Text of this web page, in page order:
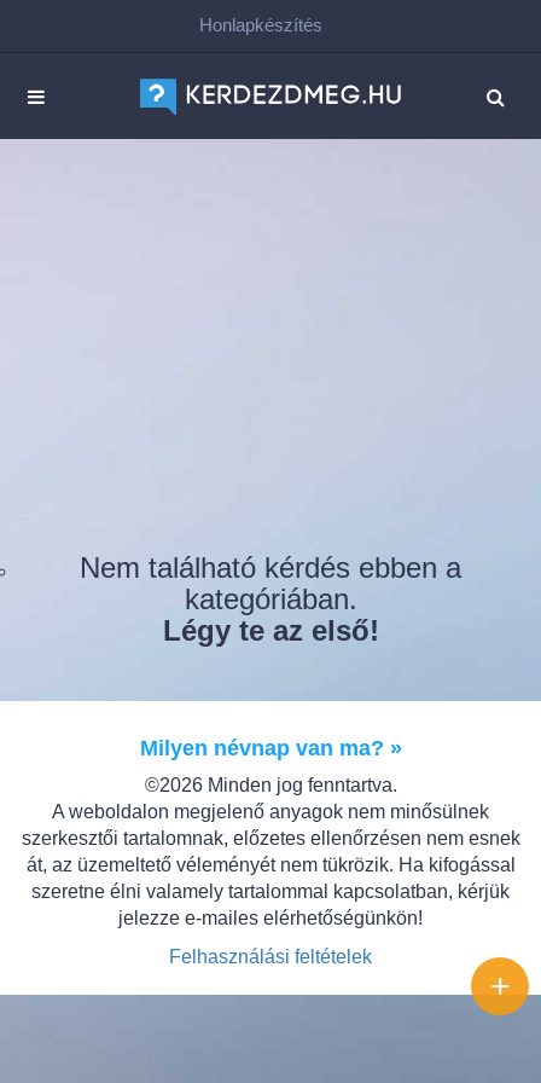
Honlapkészítés
Nem található kérdés ebben a
kategóriában.
Légy te az első!
Milyen névnap van ma? »
©2026 Minden jog fenntartva.
A weboldalon megjelenő anyagok nem minősülnek
szerkesztői tartalomnak, előzetes ellenőrzésen nem esnek
át, az üzemeltető véleményét nem tükrözik. Ha kifogással
szeretne élni valamely tartalommal kapcsolatban, kérjük
jelezze e-mailes elérhetőségünkön!
Felhasználási feltételek
+